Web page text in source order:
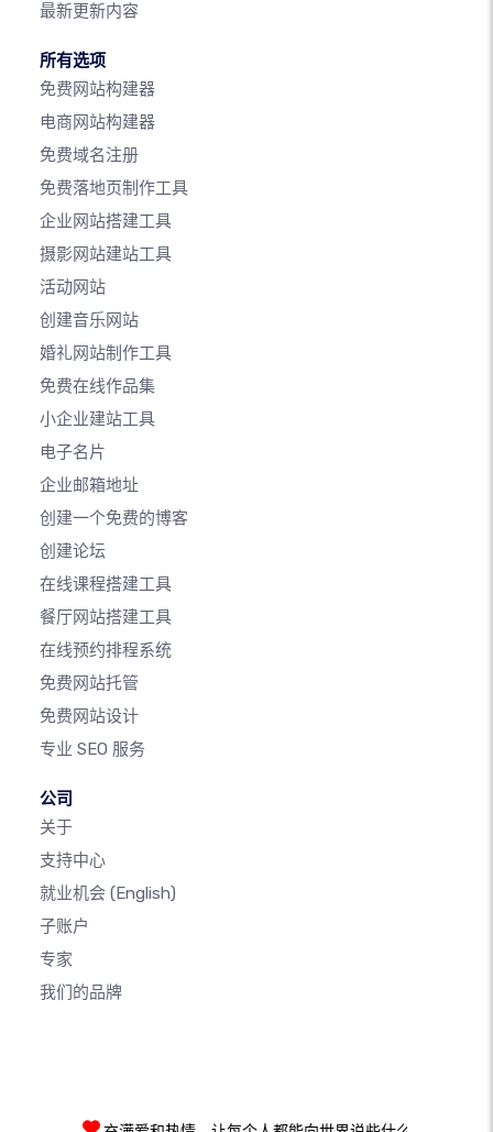
最新更新内容
所有选项
免费网站构建器
电商网站构建器
免费域名注册
免费落地页制作工具
企业网站搭建工具
摄影网站建站工具
活动网站
创建音乐网站
婚礼网站制作工具
免费在线作品集
小企业建站工具
电子名片
企业邮箱地址
创建一个免费的博客
创建论坛
在线课程搭建工具
餐厅网站搭建工具
在线预约排程系统
免费网站托管
免费网站设计
专业 SEO 服务
公司
关于
支持中心
就业机会 (English)
子账户
专家
我们的品牌